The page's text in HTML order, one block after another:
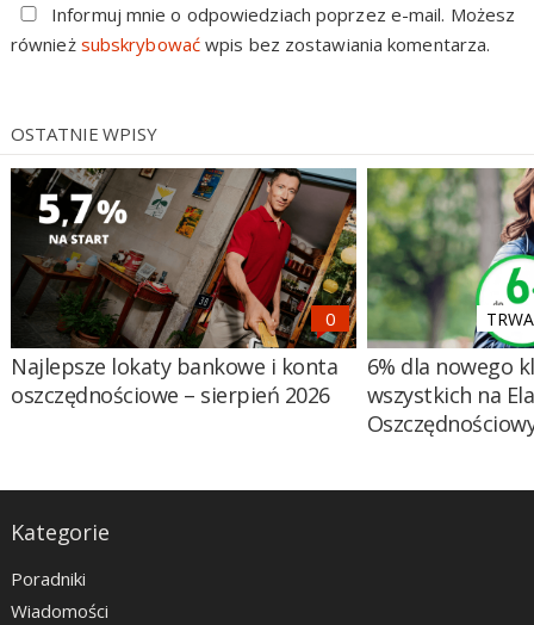
Informuj mnie o odpowiedziach poprzez e-mail. Możesz
również subskrybowaćwpis bez zostawiania komentarza.
OSTATNIE WPISY
Najlepsze lokaty bankowe i konta
oszczędnościowe – sierpień 2026
6% dla nowego
wszystkich na
Kategorie
Poradniki
Wiadomości